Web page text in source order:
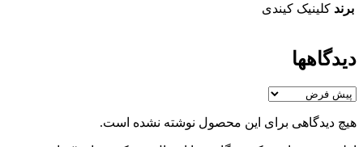
برند کلینیک کیندی
دیدگاهها
هیچ دیدگاهی برای این محصول نوشته نشده است.